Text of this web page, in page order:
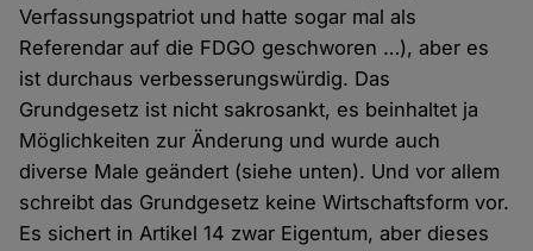
Verfassungspatriot und hatte sogar mal als
Referendar auf die FDGO geschworen …), aber es
ist durchaus verbesserungswürdig. Das
Grundgesetz ist nicht sakrosankt, es beinhaltet ja
Möglichkeiten zur Änderung und wurde auch
diverse Male geändert (siehe unten). Und vor allem
schreibt das Grundgesetz keine Wirtschaftsform vor.
Es sichert in Artikel 14 zwar Eigentum, aber dieses